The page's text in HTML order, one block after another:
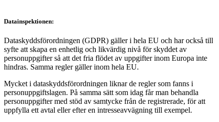
Datainspektionen:
Dataskyddsförordningen (GDPR) gäller i hela EU och har också till
syfte att skapa en enhetlig och likvärdig nivå för skyddet av
personuppgifter så att det fria flödet av uppgifter inom Europa inte
hindras. Samma regler gäller inom hela EU.
Mycket i dataskyddsförordningen liknar de regler som fanns i
personuppgiftslagen. På samma sätt som idag får man behandla
personuppgifter med stöd av samtycke från de registrerade, för att
uppfylla ett avtal eller efter en intresseavvägning till exempel.